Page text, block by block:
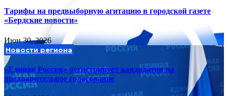
Тарифы на предвыборную агитацию в городской газете
«Бердские новости»
Июн 30, 2026
Новости региона
«Единая Россия» регистрирует кандидатов на
предварительное голосование